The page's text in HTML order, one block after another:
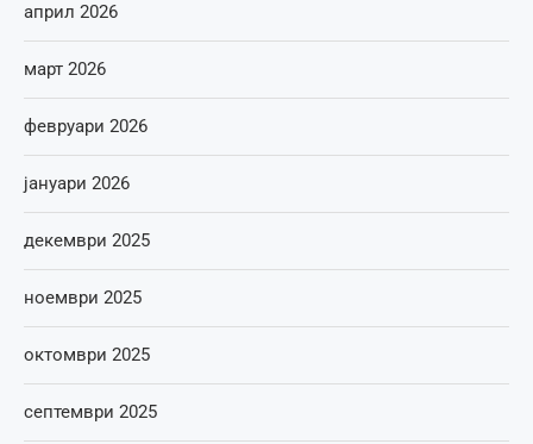
април 2026
март 2026
февруари 2026
јануари 2026
декември 2025
ноември 2025
октомври 2025
септември 2025